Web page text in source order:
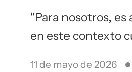
"Para nosotros,
en este contexto
11 de mayo de 2026